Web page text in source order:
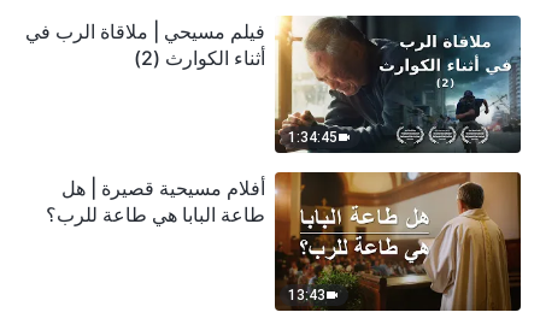
1:34:45
فيلم مسيحي | ملاقاة الرب في
أثناء الكوارث (2)
13:43
أفلام مسيحية قصيرة | هل
طاعة البابا هي طاعة للرب؟